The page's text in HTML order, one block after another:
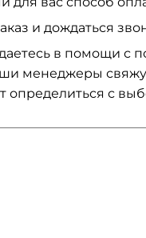
и дождаться
в помощи с
менеджеры
определиться с